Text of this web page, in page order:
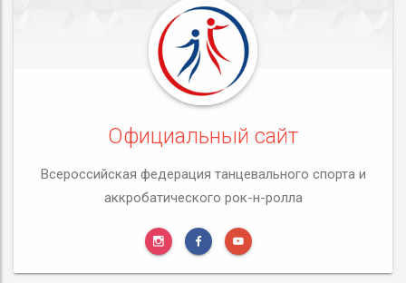
Официальный сайт
Всероссийская федерация танцевального спорта и
аккробатического рок-н-ролла